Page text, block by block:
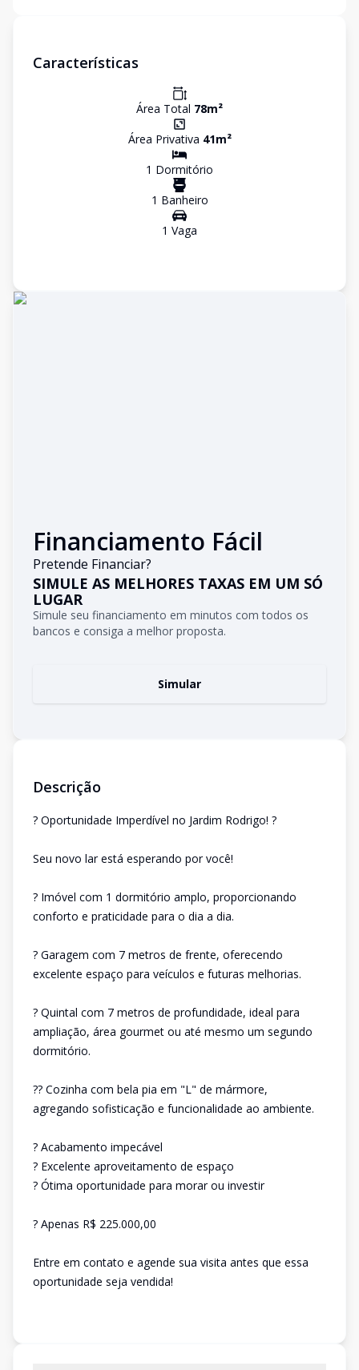
Características
Área Total 78m²
Área Privativa 41m²
1 Dormitório
1 Banheiro
1 Vaga
Financiamento Fácil
Pretende Financiar?
SIMULE AS MELHORES TAXAS EM UM SÓ
LUGAR
Simule seu financiamento em minutos com todos os
bancos e consiga a melhor proposta.
Simular
Descrição
? Oportunidade Imperdível no Jardim Rodrigo! ?
Seu novo lar está esperando por você!
? Imóvel com 1 dormitório amplo, proporcionando
conforto e praticidade para o dia a dia.
? Garagem com 7 metros de frente, oferecendo
excelente espaço para veículos e futuras melhorias.
? Quintal com 7 metros de profundidade, ideal para
ampliação, área gourmet ou até mesmo um segundo
dormitório.
?? Cozinha com bela pia em "L" de mármore,
agregando sofisticação e funcionalidade ao ambiente.
? Acabamento impecável
? Excelente aproveitamento de espaço
? Ótima oportunidade para morar ou investir
? Apenas R$ 225.000,00
Entre em contato e agende sua visita antes que essa
oportunidade seja vendida!